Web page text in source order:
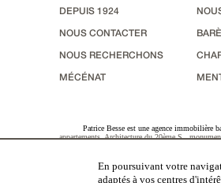
DEPUIS 1924
NOUS CONTACTER
NOUS RECHERCHONS
MÉCÉNAT
Patrice Besse est une agence immobilière
appartements,Architecture du 20ème S.,
En poursuivant votre
adaptés à vos centres